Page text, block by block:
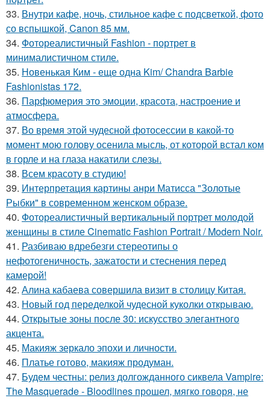
33. Внутри кафе, ночь, стильное кафе с подсветкой, фото
со вспышкой, Canon 85 мм.
34. Фотореалистичный Fashion - портрет в
минималистичном стиле.
35. Новенькая Ким - еще одна Kim/ Chandra Barbie
Fashionistas 172.
36. Парфюмерия это эмоции, красота, настроение и
атмосфера.
37. Во время этой чудесной фотосессии в какой-то
момент мою голову осенила мысль, от которой встал ком
в горле и на глаза накатили слезы.
38. Всем красоту в студию!
39. Интерпретация картины анри Матисса "Золотые
Рыбки" в современном женском образе.
40. Фотореалистичный вертикальный портрет молодой
женщины в стиле Cinematic Fashion Portrait / Modern Noir.
41. Разбиваю вдребезги стереотипы о
нефотогеничность, зажатости и стеснения перед
камерой!
42. Алина кабаева совершила визит в столицу Китая.
43. Новый год переделкой чудесной куколки открываю.
44. Открытые зоны после 30: искусство элегантного
акцента.
45. Макияж зеркало эпохи и личности.
46. Платье готово, макияж продуман.
47. Будем честны: релиз долгожданного сиквела Vampire:
The Masquerade - Bloodlines прошел, мягко говоря, не